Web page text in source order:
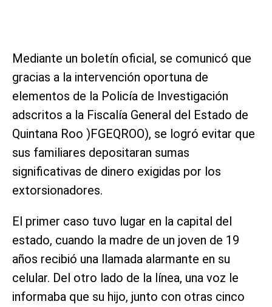
Mediante un boletín oficial, se comunicó que
gracias a la intervención oportuna de
elementos de la Policía de Investigación
adscritos a la Fiscalía General del Estado de
Quintana Roo )FGEQROO), se logró evitar que
sus familiares depositaran sumas
significativas de dinero exigidas por los
extorsionadores.
El primer caso tuvo lugar en la capital del
estado, cuando la madre de un joven de 19
años recibió una llamada alarmante en su
celular. Del otro lado de la línea, una voz le
informaba que su hijo, junto con otras cinco